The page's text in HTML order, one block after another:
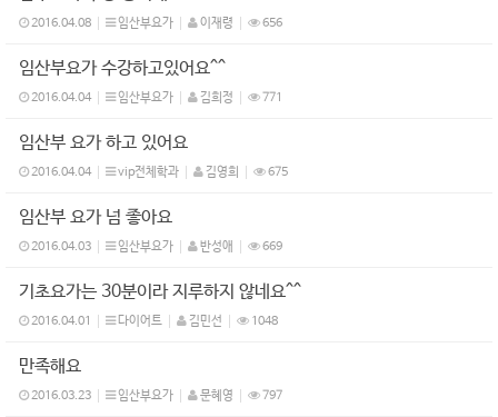
2016.04.08 임산부요가 이재령 656
임산부요가 수강하고있어요^^
2016.04.04 임산부요가 김희정 771
임산부 요가 하고 있어요
2016.04.04 vip전체학과 김영희 675
임산부 요가 넘 좋아요
2016.04.03 임산부요가 반성애 669
기초요가는 30분이라 지루하지 않네요^^
2016.04.01 다이어트 김민선 1048
만족해요
2016.03.23 임산부요가 문혜영 797